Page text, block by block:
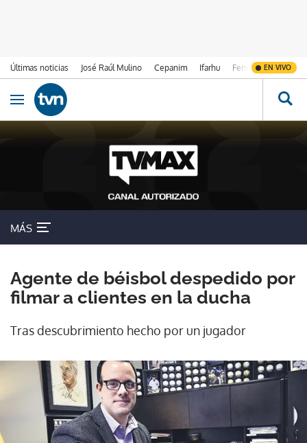
Últimas noticias José Raúl Mulino Cepanim Ifarhu Fenómeno de El
EN VIVO
Ir al contenido
Obrir navegació
MÁS
Agente de béisbol despedido por
filmar a clientes en la ducha
Tras descubrimiento hecho por un jugador